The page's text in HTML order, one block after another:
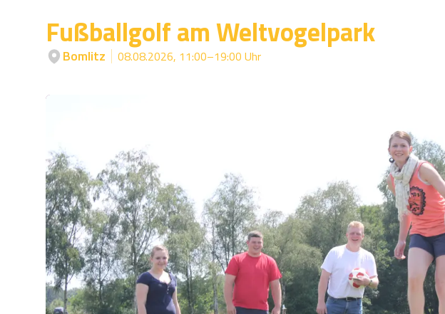
Fußballgolf am Weltvogelpark
Bomlitz 08.08.2026, 11:00–19:00 Uhr